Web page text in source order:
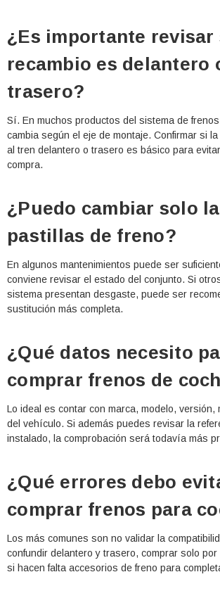
¿Es importante revisar
recambio es delantero
trasero?
Sí. En muchos productos del sistema de
cambia según el eje de montaje. Confirmar si
al tren delantero o trasero es básico para
compra.
¿Puedo cambiar solo
pastillas de freno?
En algunos mantenimientos puede ser
conviene revisar el estado del conjunto. Si
sistema presentan desgaste, puede ser
sustitución más completa.
¿Qué datos necesito
comprar frenos de
Lo ideal es contar con marca, modelo, versión,
del vehículo. Si además puedes revisar la
instalado, la comprobación será todavía más
¿Qué errores debo
comprar frenos para
Los más comunes son no validar la
confundir delantero y trasero, comprar solo
si hacen falta accesorios de freno para